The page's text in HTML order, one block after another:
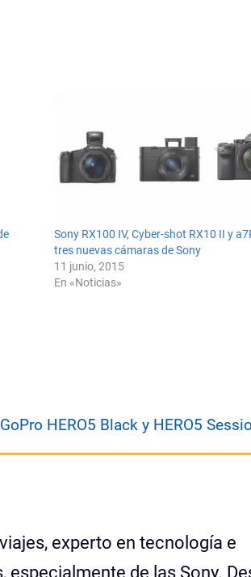
Sony RX100 IV, Cyber-shot RX10 II y
tres nuevas cámaras de Sony
11 junio, 2015
En «Noticias»
HERO5 Black y HERO5
experto en tecnología e
de las Sony.